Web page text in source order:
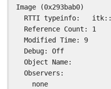
Image (0x293bab0)
RTTI typeinfo:
  Reference Count: 1
  Modified Time: 9
  Debug: Off
  Object Name:
  Observers:
    none